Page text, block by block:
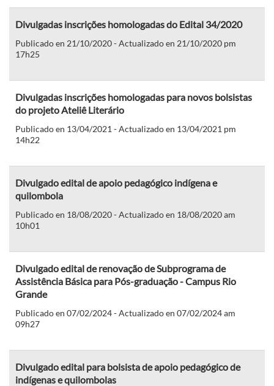
Divulgadas inscrições homologadas do Edital 34/2020
Publicado en 21/10/2020 - Actualizado en 21/10/2020 pm
17h25
Divulgadas inscrições homologadas para novos bolsistas
do projeto Ateliê Literário
Publicado en 13/04/2021 - Actualizado en 13/04/2021 pm
14h22
Divulgado edital de apoio pedagógico indígena e
quilombola
Publicado en 18/08/2020 - Actualizado en 18/08/2020 am
10h01
Divulgado edital de renovação de Subprograma de
Assistência Básica para Pós-graduação - Campus Rio
Grande
Publicado en 07/02/2024 - Actualizado en 07/02/2024 am
09h27
Divulgado edital para bolsista de apoio pedagógico de
indígenas e quilombolas